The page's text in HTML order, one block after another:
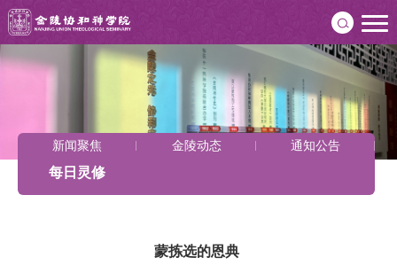
新闻聚焦 金陵动态 通知公告
每日灵修
蒙拣选的恩典